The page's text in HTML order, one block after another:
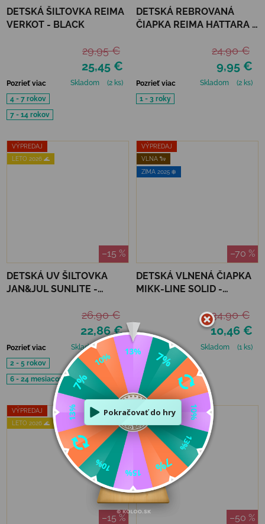
DETSKÁ ŠILTOVKA REIMA
VERKOT - BLACK
25,45 €
29,95 €
Pozrieť viac Skladom
(2 ks)
4 - 7 rokov
7 - 14 rokov
DETSKÁ REBROVANÁ
ČIAPKA REIMA HATTARA -
9,95 €
24,90 €
Pozrieť viac Skladom
(2 ks)
1 - 3 roky
VÝPREDAJ
LETO 2026 🌊
–15 %
DETSKÁ UV ŠILTOVKA
JAN&JUL SUNLITE -
22,86 €
26,90 €
Pozrieť viac Skladom
(1 ks)
2 - 5 rokov
6 - 24 mesiacov
VÝPREDAJ
VLNA 🐑
ZIMA 2025 ❄️
–70 %
DETSKÁ VLNENÁ ČIAPKA
MIKK-LINE SOLID -
10,46 €
34,90 €
Pozrieť viac Skladom
(1 ks)
86/92
VÝPREDAJ
LETO 2026 🌊
–15 %
VÝPREDAJ
–50 %